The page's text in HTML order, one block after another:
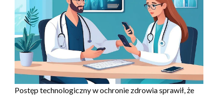
Postęp technologiczny w ochronie zdrowia sprawił, że